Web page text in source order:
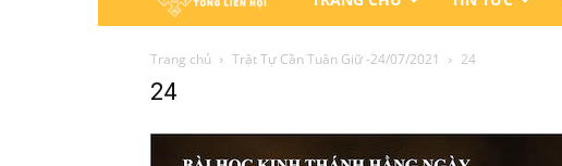
Thánh
Lành
Trang chủ Trật Tự Cần Tuân Giữ -24/07/2021 24
24